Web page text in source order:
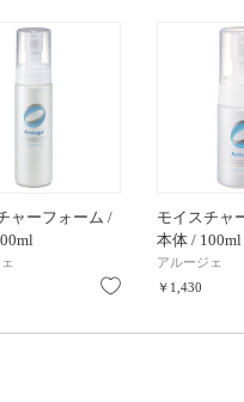
ャーフォーム /
お気に入り
モイスチャ
本体 / 100ml
アルージェ
￥1,430